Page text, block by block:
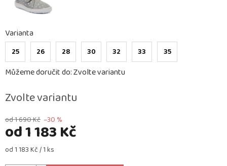
od 1 690 Kč –30 %
od1 183 Kč
Měrná
od 1 183 Kč / 1 ks
Zvolte variantu
Varianta
25 26 28 30 32 33 35
Můžeme doručit do:Zvolte variantu